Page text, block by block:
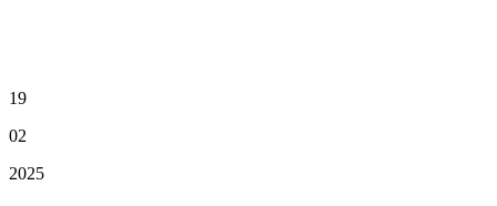
19
02
2025